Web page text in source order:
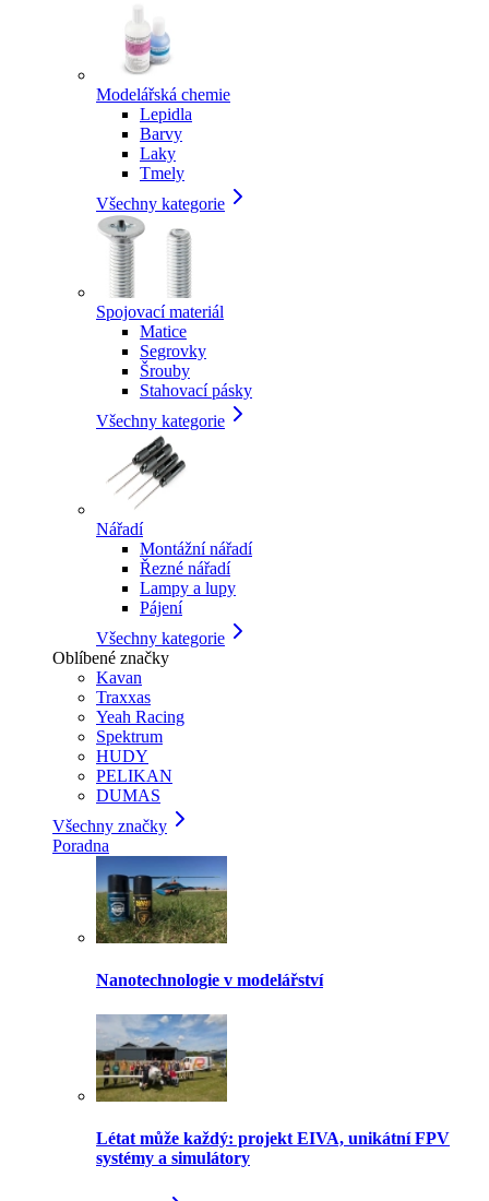
Modelářská chemie
Lepidla
Barvy
Laky
Tmely
Všechny kategorie
Spojovací materiál
Matice
Segrovky
Šrouby
Stahovací pásky
Všechny kategorie
Nářadí
Montážní nářadí
Řezné nářadí
Lampy a lupy
Pájení
Všechny kategorie
Oblíbené značky
Kavan
Traxxas
Yeah Racing
Spektrum
HUDY
PELIKAN
DUMAS
Všechny značky
Poradna
Nanotechnologie v modelářství
Létat může každý: projekt EIVA, unikátní FPV
systémy a simulátory